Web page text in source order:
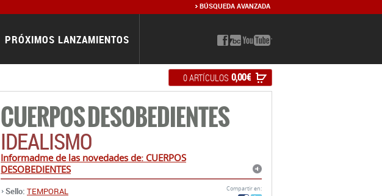
BÚSQUEDA AVANZADA
0 ARTÍCULOS 0,00 €
PRÓXIMOS LANZAMIENTOS
CUERPOS DESOBEDIENTES
IDEALISMO
Informadme de las novedades de: CUERPOS
DESOBEDIENTES
Sello: TEMPORAL
Compartir en: